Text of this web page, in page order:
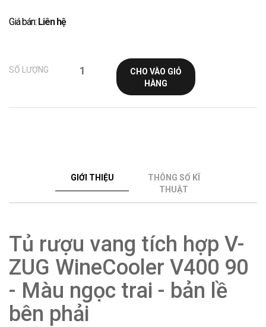
Giá bán: Liên hệ
SỐ LƯỢNG
CHO VÀO GIỎ
HÀNG
GIỚI THIỆU
THÔNG SỐ KĨ
THUẬT
Tủ rượu vang tích hợp V-
ZUG WineCooler V400 90
- Màu ngọc trai - bản lề
bên phải